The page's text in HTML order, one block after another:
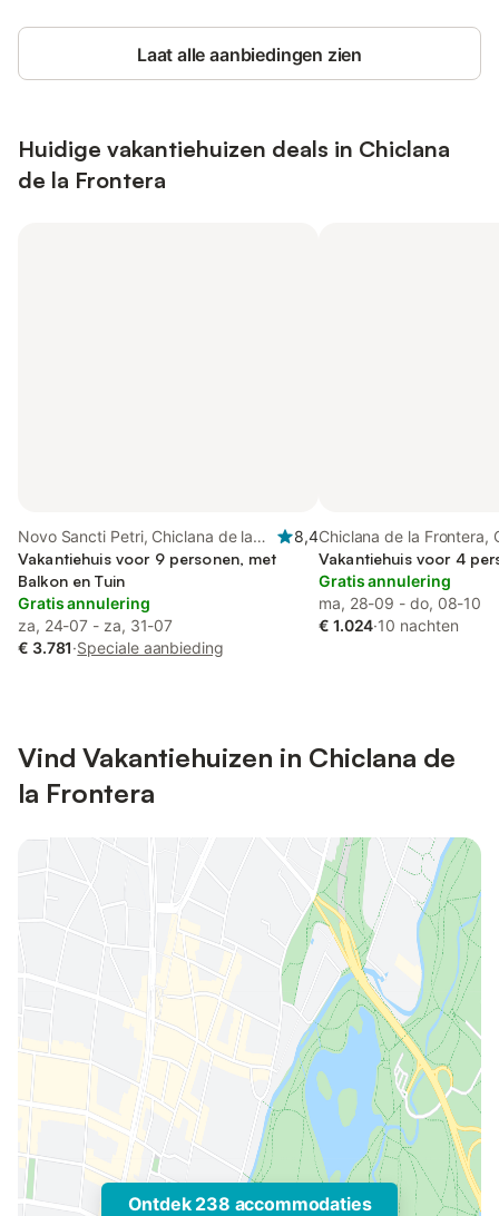
Laat alle aanbiedingen zien
Huidige vakantiehuizen deals in Chiclana
de la Frontera
Novo Sancti Petri, Chiclana de la
Frontera
8,4
Vakantiehuis voor 9 personen, met
Balkon en Tuin
Gratis annulering
za, 24-07 - za, 31-07
€ 3.781·Speciale aanbieding
Chiclana de la Frontera,
Luz
Vakantiehuis voor 4
Gratis annulering
ma, 28-09 - do, 08-10
€ 1.024·10 nachten
Vind Vakantiehuizen in Chiclana de
la Frontera
Ontdek 238 accommodaties